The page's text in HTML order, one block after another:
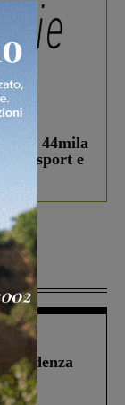
oltre 44mila
lo sport e
scadenza